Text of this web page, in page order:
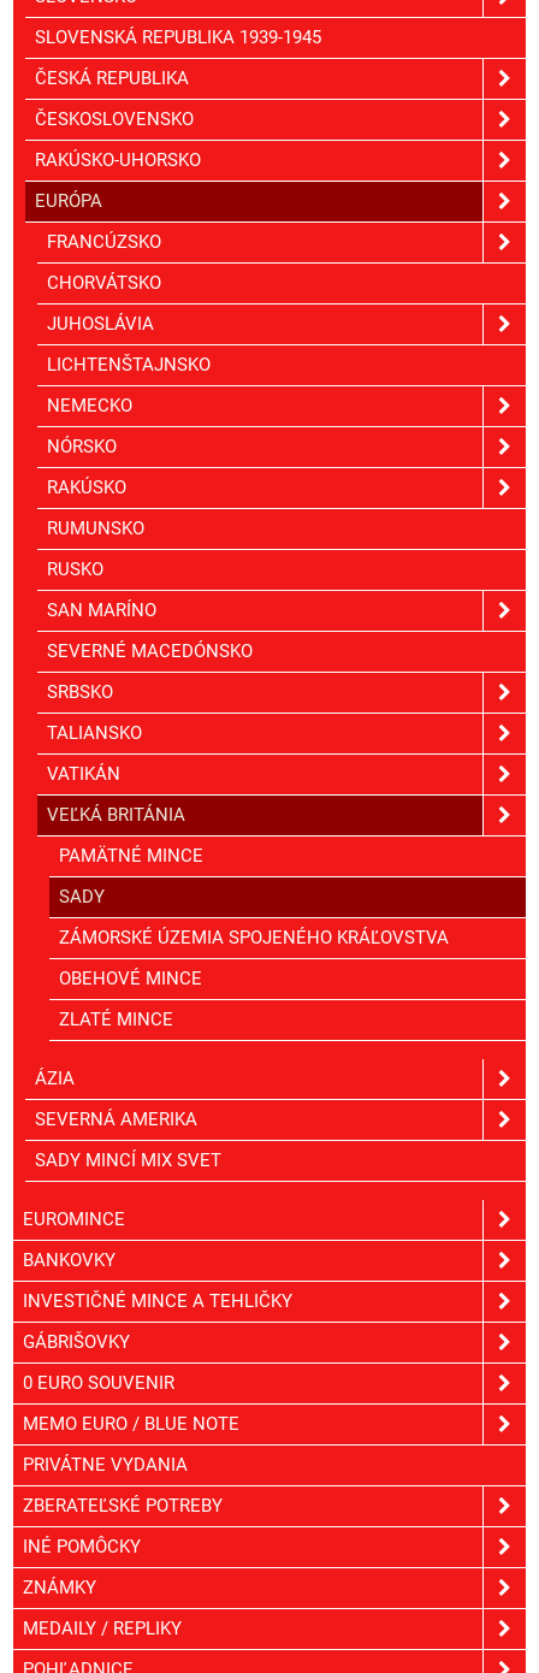
SLOVENSKÁ REPUBLIKA 1939-1945
ČESKÁ REPUBLIKA
ČESKOSLOVENSKO
RAKÚSKO-UHORSKO
EURÓPA
FRANCÚZSKO
CHORVÁTSKO
JUHOSLÁVIA
LICHTENŠTAJNSKO
NEMECKO
NÓRSKO
RAKÚSKO
RUMUNSKO
RUSKO
SAN MARÍNO
SEVERNÉ MACEDÓNSKO
SRBSKO
TALIANSKO
VATIKÁN
VEĽKÁ BRITÁNIA
PAMÄTNÉ MINCE
SADY
ZÁMORSKÉ ÚZEMIA SPOJENÉHO KRÁĽOVSTVA
OBEHOVÉ MINCE
ZLATÉ MINCE
ÁZIA
SEVERNÁ AMERIKA
SADY MINCÍ MIX SVET
EUROMINCE
BANKOVKY
INVESTIČNÉ MINCE A TEHLIČKY
GÁBRIŠOVKY
0 EURO SOUVENIR
MEMO EURO / BLUE NOTE
PRIVÁTNE VYDANIA
ZBERATEĽSKÉ POTREBY
INÉ POMÔCKY
ZNÁMKY
MEDAILY / REPLIKY